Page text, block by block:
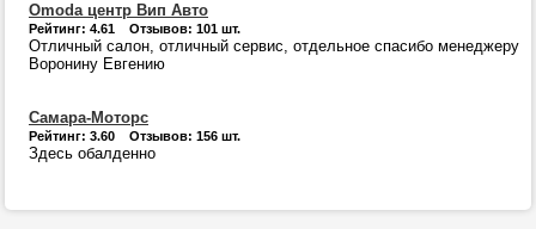
Omoda центр Вип Авто
Рейтинг: 4.61 Отзывов: 101 шт.
Отличный салон, отличный сервис, отдельное спасибо менеджеру
Воронину Евгению
Самара-Моторс
Рейтинг: 3.60 Отзывов: 156 шт.
Здесь обалденно